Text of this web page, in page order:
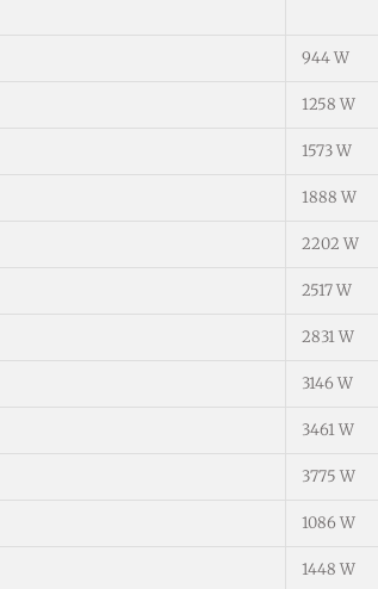
944 W
1258 W
1573 W
1888 W
2202 W
2517 W
2831 W
3146 W
3461 W
3775 W
1086 W
1448 W